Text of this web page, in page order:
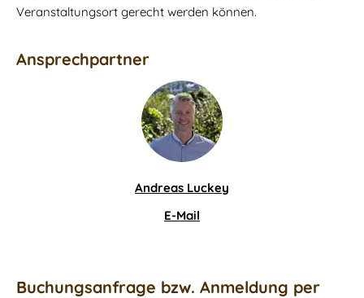
Veranstaltungsort gerecht werden können.
Ansprechpartner
Andreas Luckey
E-Mail
Buchungsanfrage bzw. Anmeldung per